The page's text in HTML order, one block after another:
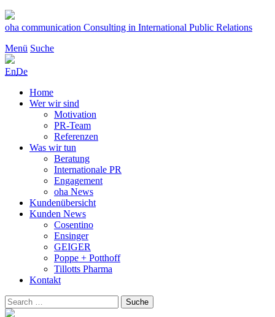
Zum
Inhalt
oha communication Consulting in International Public Relations
Menü Suche
EnDe
Home
Wer wir sind
Motivation
PR-Team
Referenzen
Was wir tun
Beratung
Internationale PR
Engagement
oha News
Kundenübersicht
Kunden News
Cosentino
Ensinger
GEIGER
Poppe + Potthoff
Tillotts Pharma
Kontakt
Suchen
nach:
Suche